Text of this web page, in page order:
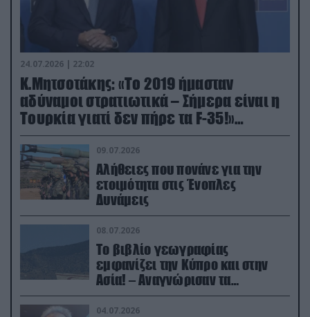
24.07.2026 | 22:02
Κ.Μητσοτάκης: «Το 2019 ήμασταν
αδύναμοι στρατιωτικά – Σήμερα είναι η
Τουρκία γιατί δεν πήρε τα F-35!»
(βίντεο)
09.07.2026
Αλήθειες που πονάνε για την
ετοιμότητα στις Ένοπλες
Δυνάμεις
08.07.2026
Το βιβλίο γεωγραφίας
εμφανίζει την Κύπρο και στην
Ασία! – Αναγνώρισαν τα
κατεχόμενα; (φωτο)
04.07.2026